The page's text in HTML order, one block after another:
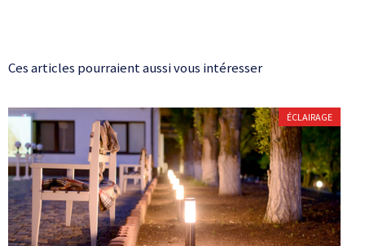
Ces articles pourraient aussi vous intéresser
ÉCLAIRAGE